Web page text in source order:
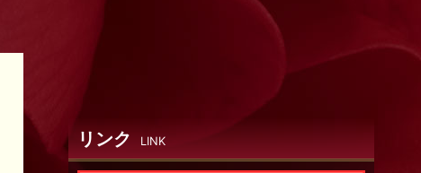
リンク LINK